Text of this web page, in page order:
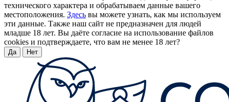
технического характера и обрабатываем данные вашего
местоположения. Здесь вы можете узнать, как мы используем
эти данные. Также наш сайт не предназначен для людей
младше 18 лет. Вы даёте согласие на использование файлов
cookies и подтверждаете, что вам не менее 18 лет?
Да Нет